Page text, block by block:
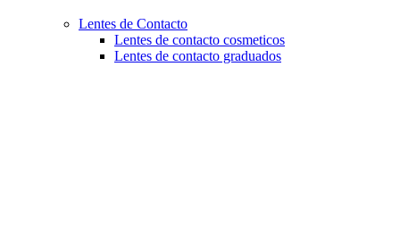
Lentes de Contacto
Lentes de contacto cosmeticos
Lentes de contacto graduados